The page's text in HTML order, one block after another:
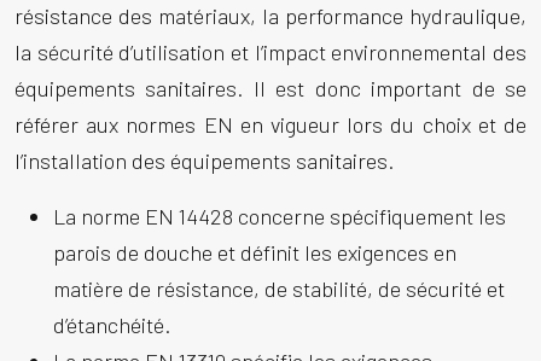
résistance des matériaux, la performance hydraulique,
la sécurité d’utilisation et l’impact environnemental des
équipements sanitaires. Il est donc important de se
référer aux normes EN en vigueur lors du choix et de
l’installation des équipements sanitaires.
La norme EN 14428 concerne spécifiquement les
parois de douche et définit les exigences en
matière de résistance, de stabilité, de sécurité et
d’étanchéité.